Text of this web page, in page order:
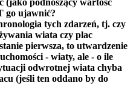
go ujawnić?
tych zdarzeń, tj. czy
wiata czy plac
pierwsza, to utwardzenie
- wiaty, ale - o ile
odwrotnej wiata chyba
(jeśli ten oddano by do